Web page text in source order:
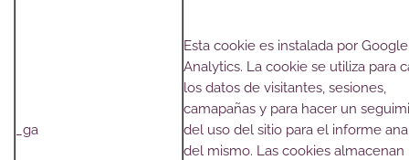
_ga
Esta cookie es instalada por Google
Analytics. La cookie se utiliza para
los datos de visitantes, sesiones,
camapañas y para hacer un
del uso del sitio para el informe
del mismo. Las cookies almacenan